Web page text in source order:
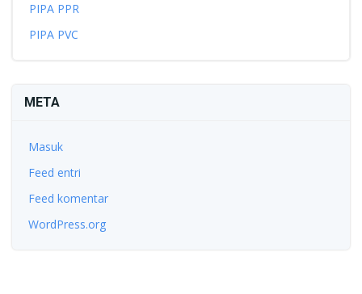
PIPA PPR
PIPA PVC
META
Masuk
Feed entri
Feed komentar
WordPress.org